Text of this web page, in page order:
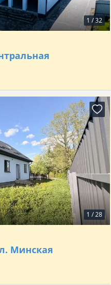
1 /32
1 /28
Минская